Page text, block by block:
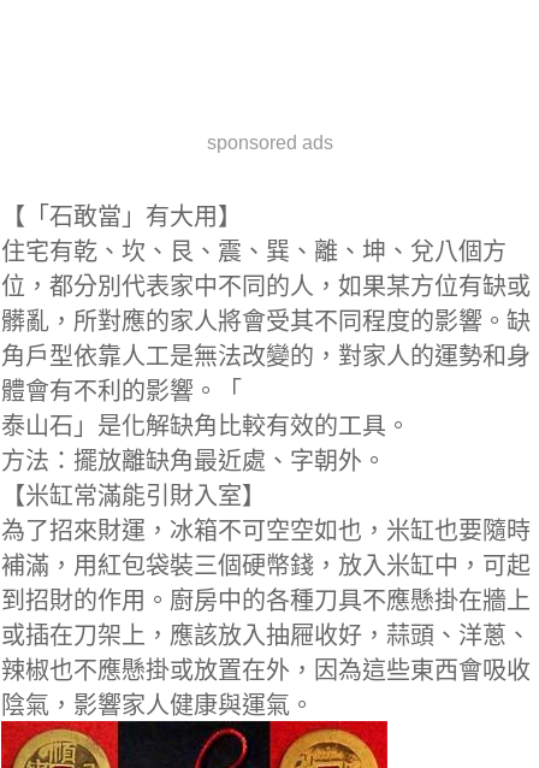
sponsored ads
【「石敢當」有大用】
住宅有乾、坎、艮、震、巽、離、坤、兌八個方
位，都分別代表家中不同的人，如果某方位有缺或
髒亂，所對應的家人將會受其不同程度的影響。缺
角戶型依靠人工是無法改變的，對家人的運勢和身
體會有不利的影響。「
泰山石」是化解缺角比較有效的工具。
方法：擺放離缺角最近處、字朝外。
【米缸常滿能引財入室】
為了招來財運，冰箱不可空空如也，米缸也要隨時
補滿，用紅包袋裝三個硬幣錢，放入米缸中，可起
到招財的作用。廚房中的各種刀具不應懸掛在牆上
或插在刀架上，應該放入抽屜收好，蒜頭、洋蔥、
辣椒也不應懸掛或放置在外，因為這些東西會吸收
陰氣，影響家人健康與運氣。